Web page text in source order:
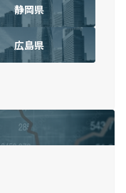
静岡県
広島県